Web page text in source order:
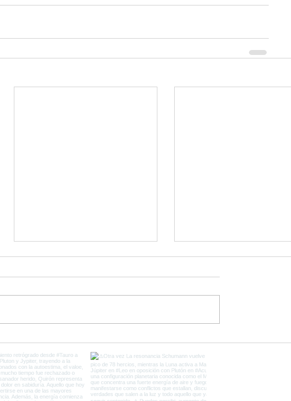
Vieja Tierra